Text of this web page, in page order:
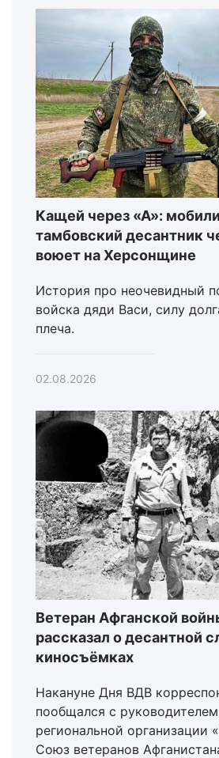
Кащей через «А»:
тамбовский десантник
воюет на Херсонщине
История про неочевидный
войска дяди Васи, силу
плеча.
02.08.2026
Ветеран Афганской
рассказал о десантной
киносъёмках
Накануне Дня ВДВ
пообщался с
региональной организации
Союз ветеранов